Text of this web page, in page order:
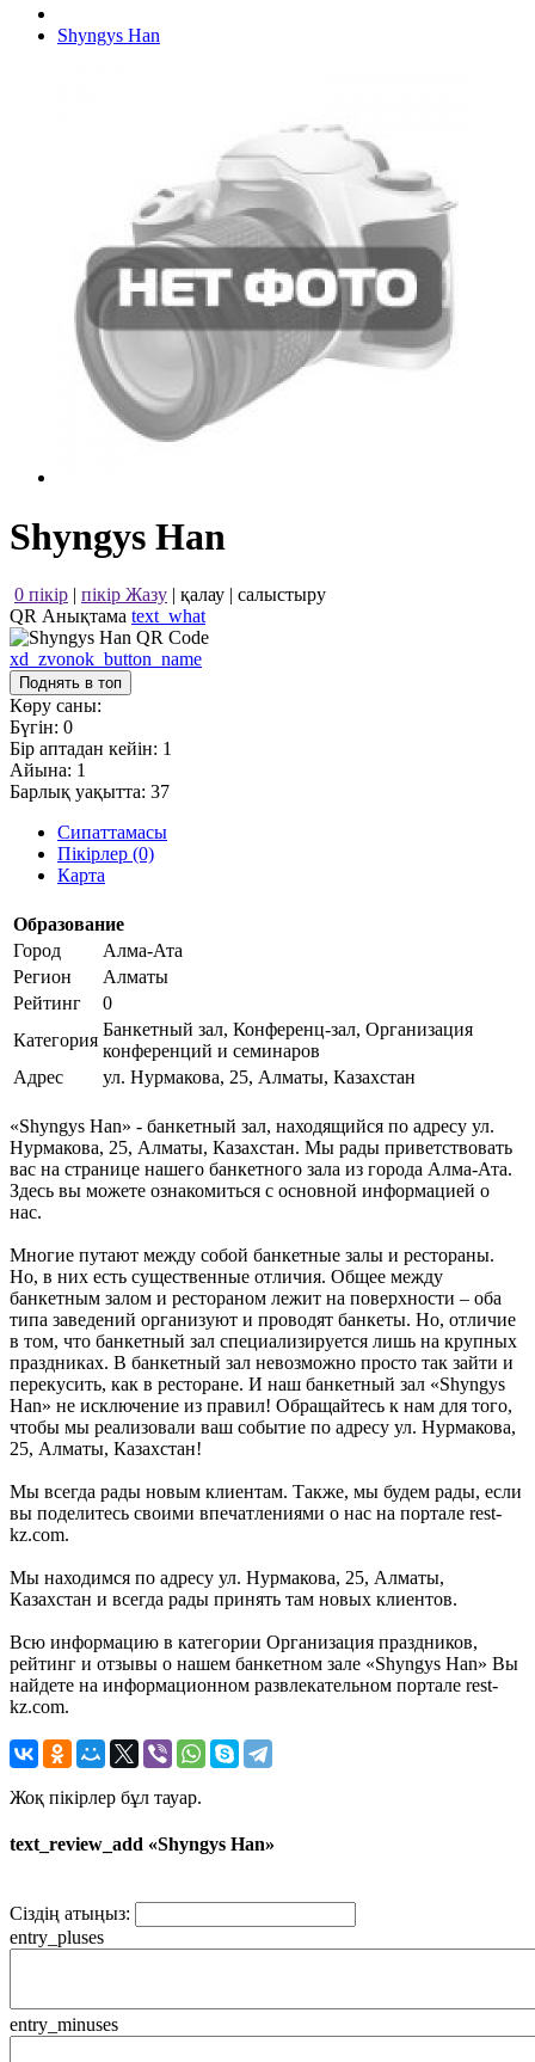
Shyngys Han
Shyngys Han
0 пікір | пікір Жазу | қалау | салыстыру
QR Анықтама text_what
xd_zvonok_button_name
Поднять в топ
Көру саны:
Бүгін: 0
Бір аптадан кейін: 1
Айына: 1
Барлық уақытта: 37
Сипаттамасы
Пікірлер (0)
Карта
Образование
Город
Алма-Ата
Регион
Алматы
Рейтинг
0
Категория
Банкетный зал, Конференц-зал, Организация
конференций и семинаров
Адрес
ул. Нурмакова, 25, Алматы, Казахстан
«Shyngys Han» - банкетный зал, находящийся по адресу ул.
Нурмакова, 25, Алматы, Казахстан. Мы рады приветствовать
вас на странице нашего банкетного зала из города Алма-Ата.
Здесь вы можете ознакомиться с основной информацией о
нас.
Многие путают между собой банкетные залы и рестораны.
Но, в них есть существенные отличия. Общее между
банкетным залом и рестораном лежит на поверхности – оба
типа заведений организуют и проводят банкеты. Но, отличие
в том, что банкетный зал специализируется лишь на крупных
праздниках. В банкетный зал невозможно просто так зайти и
перекусить, как в ресторане. И наш банкетный зал «Shyngys
Han» не исключение из правил! Обращайтесь к нам для того,
чтобы мы реализовали ваш событие по адресу ул. Нурмакова,
25, Алматы, Казахстан!
Мы всегда рады новым клиентам. Также, мы будем рады, если
вы поделитесь своими впечатлениями о нас на портале rest-
kz.com.
Мы находимся по адресу ул. Нурмакова, 25, Алматы,
Казахстан и всегда рады принять там новых клиентов.
Всю информацию в категории Организация праздников,
рейтинг и отзывы о нашем банкетном зале «Shyngys Han» Вы
найдете на информационном развлекательном портале rest-
kz.com.
Жоқ пікірлер бұл тауар.
text_review_add «Shyngys Han»
Сіздің атыңыз:
entry_pluses
entry_minuses